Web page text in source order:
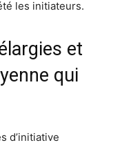
les initiateurs.
et
qui
d’initiative